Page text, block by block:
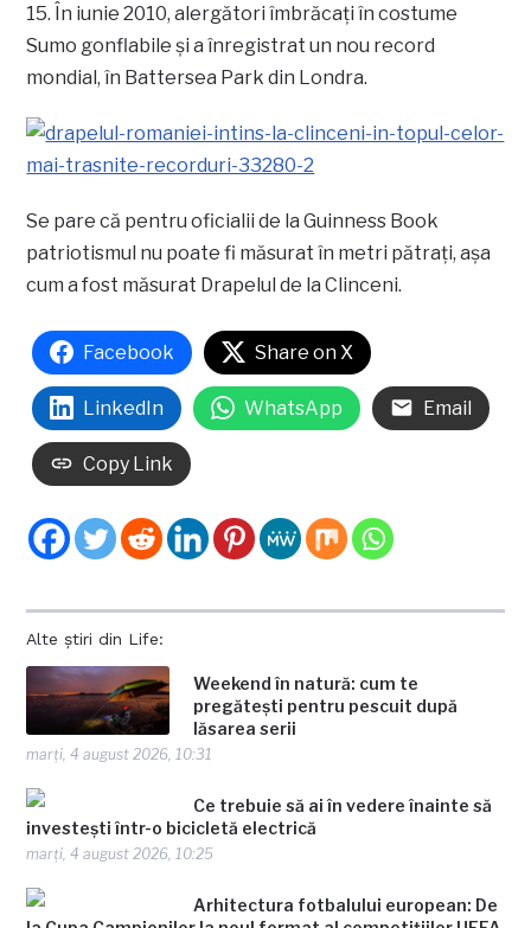
Alte știri din Life:
Weekend în natură: cum te
pregătești pentru pescuit după
lăsarea serii
marți, 4 august 2026, 10:31
Ce trebuie să ai în vedere înainte să
investești într-o bicicletă electrică
marți, 4 august 2026, 10:25
Arhitectura fotbalului european: De
15. În iunie 2010, alergători îmbrăcați în costume
Sumo gonflabile și a înregistrat un nou record
mondial, în Battersea Park din Londra.
Se pare că pentru oficialii de la Guinness Book
patriotismul nu poate fi măsurat în metri pătraţi, aşa
cum a fost măsurat Drapelul de la Clinceni.
Facebook Share on X
LinkedIn WhatsApp Email
Copy Link